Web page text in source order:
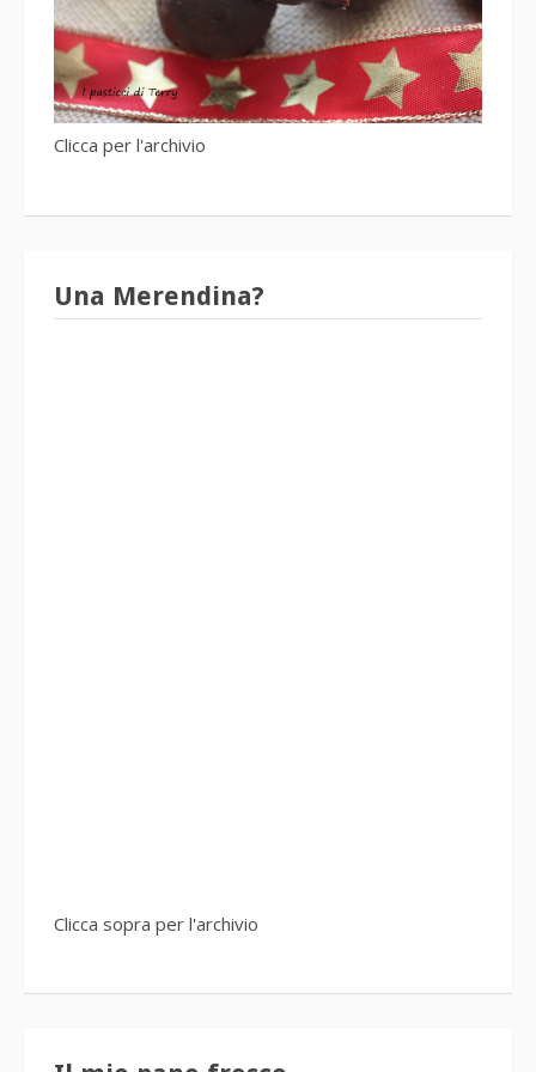
Clicca per l'archivio
Una Merendina?
Clicca sopra per l'archivio